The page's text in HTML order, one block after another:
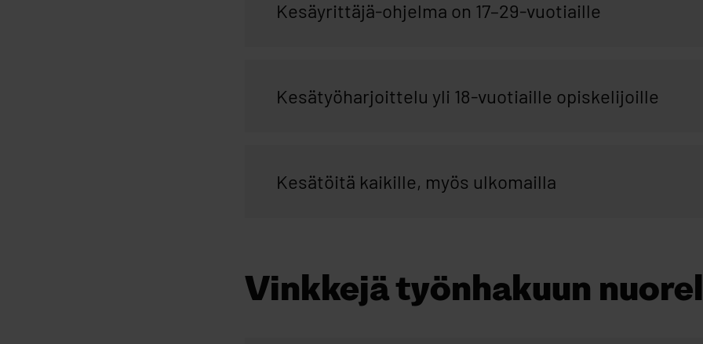
Kesäyrittäjä-ohjelma on 17–29-vuotiaille
Kesätyöharjoittelu yli 18-vuotiaille opiskelijoille
Kesätöitä kaikille, myös ulkomailla
Vinkkejä työnhakuun